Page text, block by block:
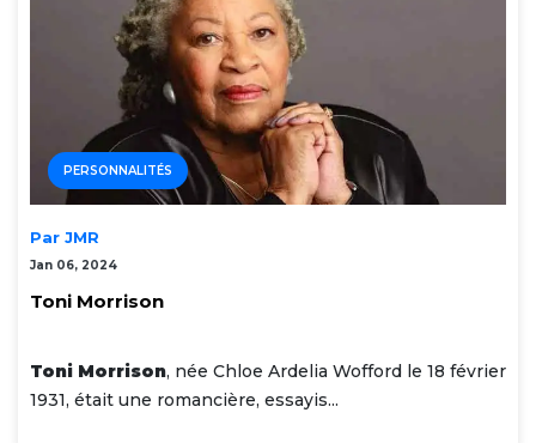
PERSONNALITÉS
Par JMR
Jan 06, 2024
Toni Morrison
Toni Morrison, née Chloe Ardelia Wofford le 18 février
1931, était une romancière, essayis...